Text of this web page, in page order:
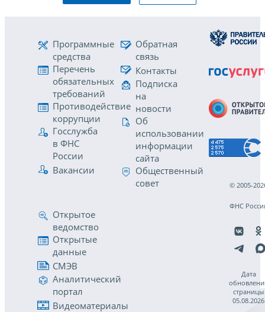
Программные
средства
Перечень
обязательных
требований
Противодействие
коррупции
Госслужба
в ФНС
России
Вакансии
Обратная
связь
Контакты
Подписка
на
новости
Об
использовании
информации
сайта
Общественный
совет
Открытое
ведомство
Открытые
данные
СМЭВ
Аналитический
портал
Видеоматериалы
© 2005-
ФНС
Дата
страницы
05.08.2026